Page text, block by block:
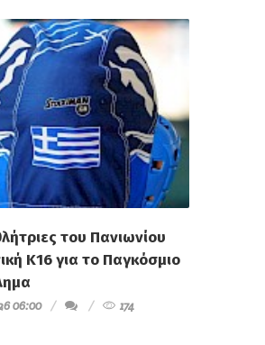
του Πανιωνίου
Κ16 για το Παγκόσμιο
06:00 174